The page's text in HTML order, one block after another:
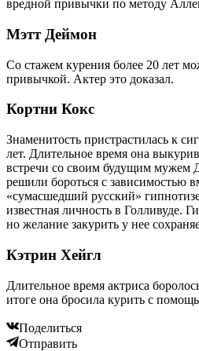
вредной привычки по методу
Мэтт Деймон
Со стажем курения более 20 лет
привычкой. Актер это доказал.
Кортни Кокс
Знаменитость пристрастилась к
лет. Длительное время она
встречи со своим будущим мужем
решили бороться с зависимостью
«сумасшедший русский»
известная личность в Голливуде.
но желание закурить у нее
Кэтрин Хейгл
Длительное время актриса
итоге она бросила курить с
Поделиться
Отправить